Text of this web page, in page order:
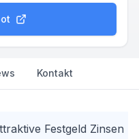
Kontakt
Festgeld Zinsen